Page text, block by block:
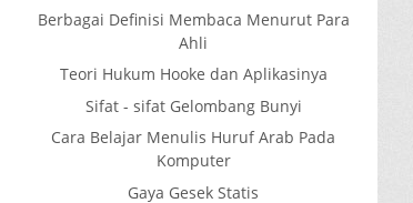
Berbagai Definisi Membaca Menurut Para
Ahli
Teori Hukum Hooke dan Aplikasinya
Sifat - sifat Gelombang Bunyi
Cara Belajar Menulis Huruf Arab Pada
Komputer
Gaya Gesek Statis